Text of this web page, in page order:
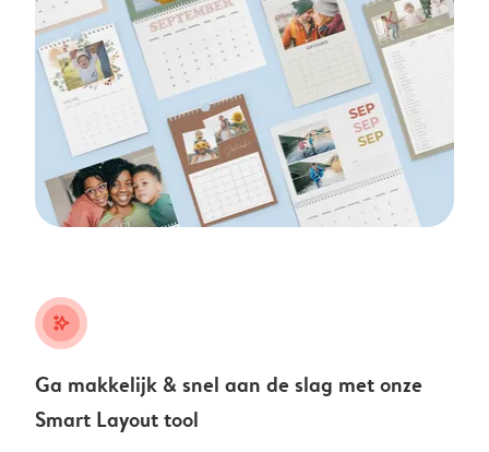
stars_plus
Ga makkelijk & snel aan de slag met onze
Smart Layout tool